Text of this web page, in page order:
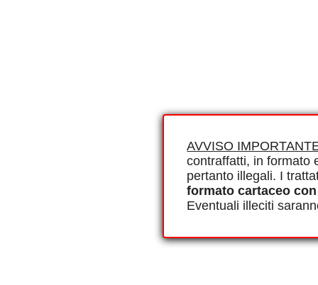
AVVISO
contraffatti, in formato
pertanto illegali. I
formato cartaceo
Eventuali illeciti